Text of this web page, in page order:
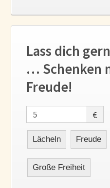
Lass dich
… Schenken
Freude!
€
Lächeln Freude
Große Freiheit